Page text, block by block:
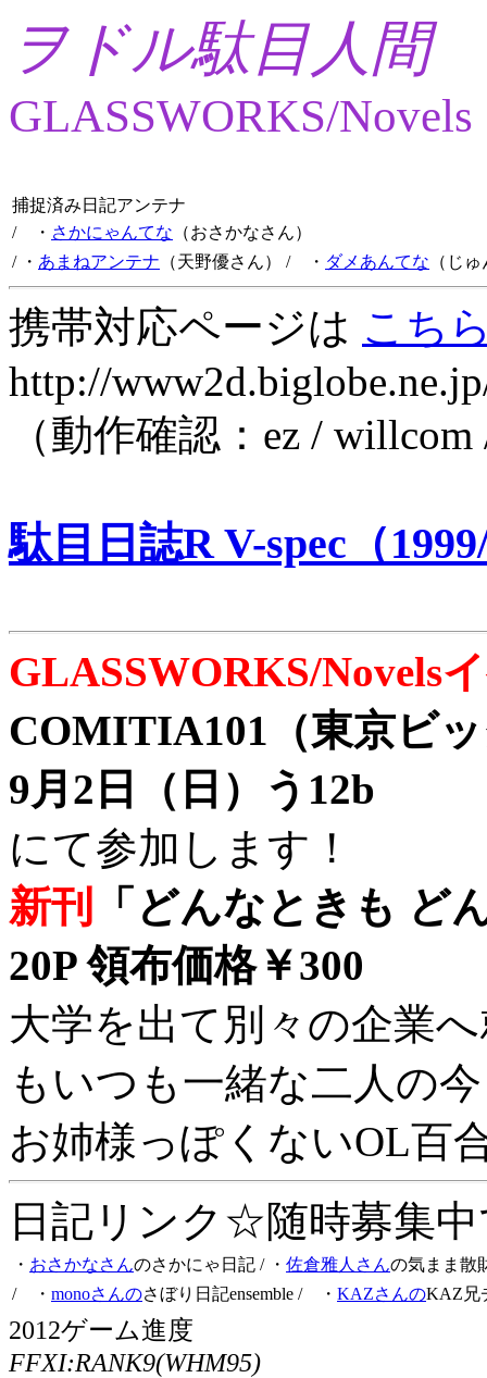
ヲドル駄目人間
GLASSWORKS/Novels
捕捉済み日記アンテナ
/ ・ さかにゃんてな （おさかなさん）
/ ・ あまねアンテナ （天野優さん） / ・ ダメあんてな （じ
携帯対応ページは こち
http://
（動作確認：ez /
駄目日誌R V-spec（
GLASSWORKS/Novels
COMITIA101（東京ビ
9月2日（日）う12b
にて参加します！
新刊
「どんなときも ど
20P 領布価格￥300
大学を出て別々の企業
もいつも一緒な二人の
お姉様っぽくないOL百
日記リンク☆随時募集
・ おさかなさんのさかにゃ日記 / ・ 佐倉雅人さんの気まま散
/ ・ monoさんのさぼり日記ensemble / ・ KAZさんのKAZ兄
2012ゲーム進度
FFXI:RANK9(WHM95)